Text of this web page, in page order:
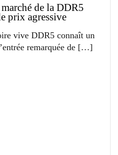
de la DDR5
prix agressive
vive DDR5 connaît un
remarquée de